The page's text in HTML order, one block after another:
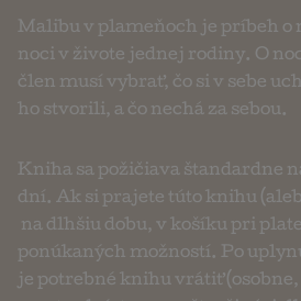
Malibu v plameňoch je príbeh o
noci v živote jednej rodiny. O
člen musí vybrať, čo si v sebe
ho stvorili, a čo nechá za sebou.
Kniha sa požičiava štandardne
dní. Ak si prajete túto knihu
na dlhšiu dobu, v košíku pri
ponúkaných možností. Po
je potrebné knihu vrátiť (osobne,